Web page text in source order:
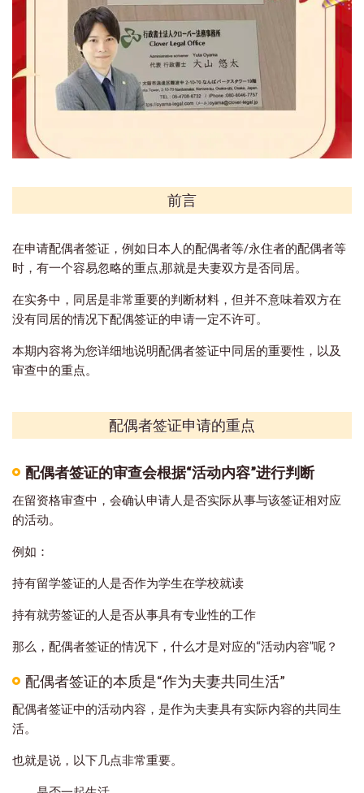
前言
在申请配偶者签证，例如日本人的配偶者等/永住者的配偶者等
时，有一个容易忽略的重点,那就是夫妻双方是否同居。
在实务中，同居是非常重要的判断材料，但并不意味着双方在
没有同居的情况下配偶签证的申请一定不许可。
本期内容将为您详细地说明配偶者签证中同居的重要性，以及
审查中的重点。
配偶者签证申请的重点
配偶者签证的审查会根据“活动内容”进行判断
在留资格审查中，会确认申请人是否实际从事与该签证相对应
的活动。
例如：
持有留学签证的人是否作为学生在学校就读
持有就劳签证的人是否从事具有专业性的工作
那么，配偶者签证的情况下，什么才是对应的“活动内容”呢？
配偶者签证的本质是“作为夫妻共同生活”
配偶者签证中的活动内容，是作为夫妻具有实际内容的共同生
活。
也就是说，以下几点非常重要。